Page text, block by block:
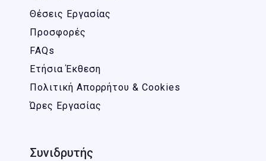
Θέσεις Εργασίας
Προσφορές
FAQs
Ετήσια Έκθεση
Πολιτική Απορρήτου & Cookies
Ώρες Εργασίας
Συνιδρυτής